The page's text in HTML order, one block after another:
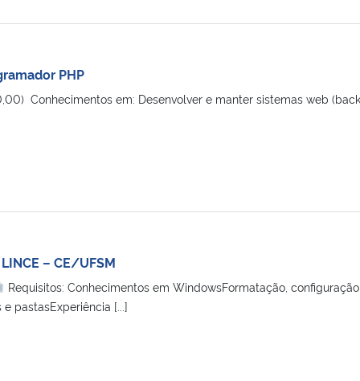
PHP
Conhecimentos em: Desenvolver e manter sistemas web
– CE/UFSM
Requisitos: Conhecimentos em WindowsFormatação,
pastasExperiência [...]